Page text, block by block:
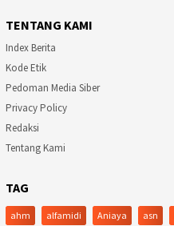
TENTANG KAMI
Index Berita
Kode Etik
Pedoman Media Siber
Privacy Policy
Redaksi
Tentang Kami
TAG
ahm alfamidi Aniaya asn